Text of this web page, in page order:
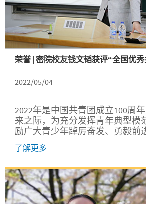
荣誉 | 密院校友钱文韬获评“全国优
2022/05/04
2022年是中国共青团成立100周
来之际，为充分发挥青年典型模
励广大青少年踔厉奋发、勇毅前
喜迎党的二十大胜利召开，4月15
两优”光荣榜揭晓；5月3日，第26
本科校友、2013届硕士校友，上
书记钱文韬获评“全国优秀共青
了解更多